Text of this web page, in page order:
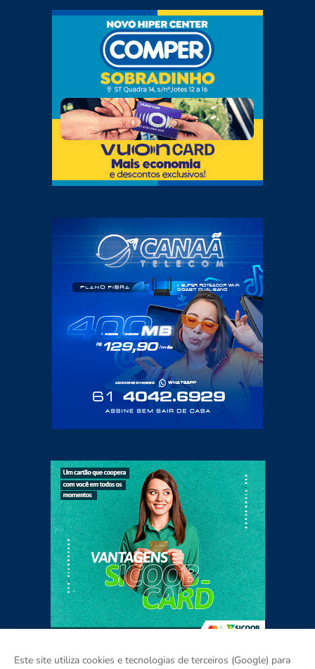
Este site utiliza cookies e tecnologias de terceiros (Google) para